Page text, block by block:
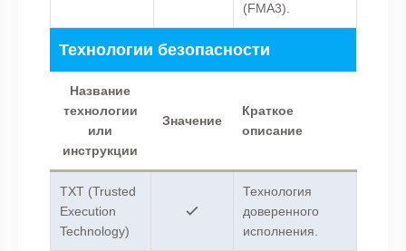
(FMA3).
Технологии безопасности
Название
технологии
или
инструкции
Значение
Краткое
описание
TXT (Trusted
Execution
Technology)
Технология
доверенного
исполнения.